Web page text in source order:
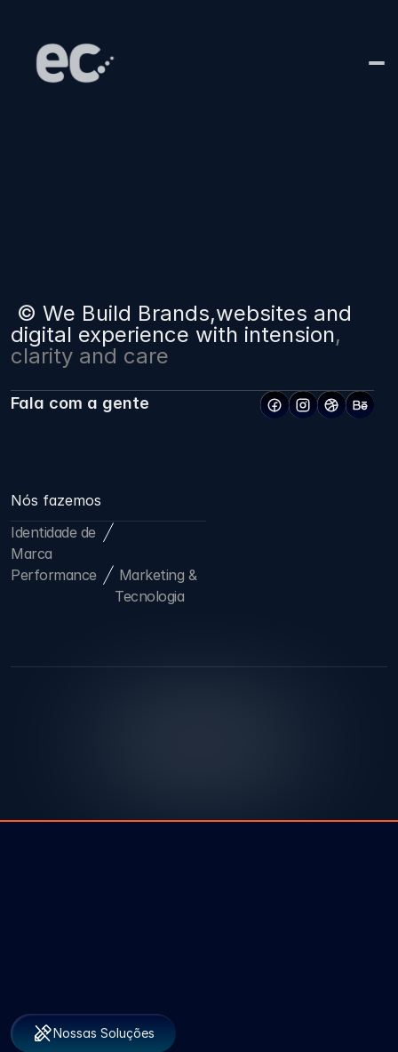
© We Build Brands,websites and
digital experience with intension,
clarity and care
Fala com a gente
Nós fazemos
Identidade de
Marca
Performance
Tecnologia
Nossas Soluções